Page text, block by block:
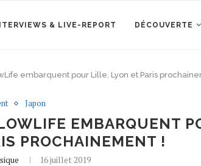
& LIVE-REPORT DÉCOUVERTE
embarquent pour Lille, Lyon et Paris
Japon
EMBARQUENT
PROCHAINEMENT !
16 juillet 2019